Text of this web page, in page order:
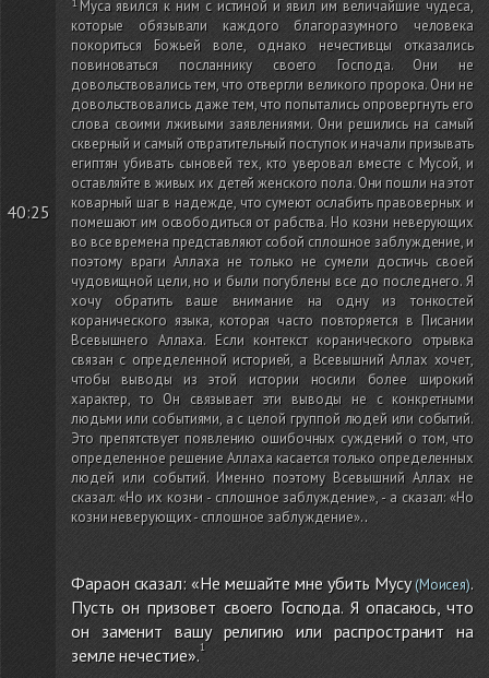
40:25
Муса явился к ним с истиной и явил им величайшие чудеса,
которые обязывали каждого благоразумного человека
покориться Божьей воле, однако нечестивцы отказались
повиноваться посланнику своего Господа. Они не
довольствовались тем, что отвергли великого пророка. Они не
довольствовались даже тем, что попытались опровергнуть его
слова своими лживыми заявлениями. Они решились на самый
скверный и самый отвратительный поступок и начали призывать
египтян убивать сыновей тех, кто уверовал вместе с Мусой, и
оставляйте в живых их детей женского пола. Они пошли на этот
коварный шаг в надежде, что сумеют ослабить правоверных и
помешают им освободиться от рабства. Но козни неверующих
во все времена представляют собой сплошное заблуждение, и
поэтому враги Аллаха не только не сумели достичь своей
чудовищной цели, но и были погублены все до последнего. Я
хочу обратить ваше внимание на одну из тонкостей
коранического языка, которая часто повторяется в Писании
Всевышнего Аллаха. Если контекст коранического отрывка
связан с определенной историей, а Всевышний Аллах хочет,
чтобы выводы из этой истории носили более широкий
характер, то Он связывает эти выводы не с конкретными
людьми или событиями, а с целой группой людей или событий.
Это препятствует появлению ошибочных суждений о том, что
определенное решение Аллаха касается только определенных
людей или событий. Именно поэтому Всевышний Аллах не
сказал: «Но их козни - сплошное заблуждение», - а сказал: «Но
козни неверующих - сплошное заблуждение»..
Фараон сказал: «Не мешайте мне убить Мусу(Моисея).
Пусть он призовет своего Господа. Я опасаюсь, что
он заменит вашу религию или распространит на
земле нечестие».